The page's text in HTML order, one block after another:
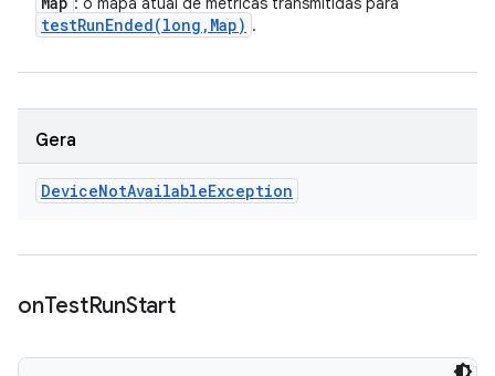
testRunEnded(long , Map) .
Gera
DeviceNotAvailableException
onTestRunStart